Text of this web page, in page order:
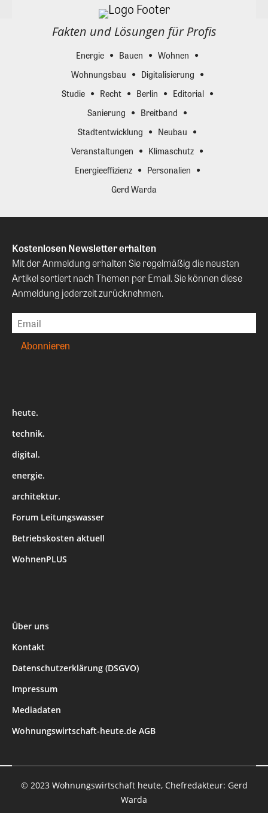
Fakten und Lösungen für Profis
Energie Bauen
Wohnen
Wohnungsbau
Digitalisierung
Studie
Recht Berlin
Editorial
Sanierung
Breitband
Stadtentwicklung
Neubau
Veranstaltungen
Klimaschutz
Energieeffizienz
Personalien
Gerd Warda
Kostenlosen Newsletter erhalten
Mit der Anmeldung erhalten Sie regelmäßig die neusten
Artikel sortiert nach Themen per Email. Sie können diese
Anmeldung jederzeit zurücknehmen.
heute.
technik.
digital.
energie.
architektur.
Forum Leitungswasser
Betriebskosten aktuell
WohnenPLUS
Über uns
Kontakt
Datenschutzerklärung (DSGVO)
Impressum
Mediadaten
Wohnungswirtschaft-heute.de AGB
© 2023 Wohnungswirtschaft heute, Chefredakteur: Gerd
Warda